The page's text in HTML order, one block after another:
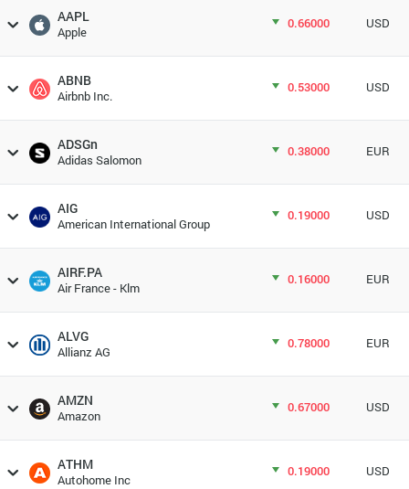
AAPL
Apple
0.66000 USD
ABNB
Airbnb Inc.
0.53000 USD
ADSGn
Adidas Salomon
0.38000 EUR
AIG
American International Group
0.19000 USD
AIRF.PA
Air France - Klm
0.16000 EUR
ALVG
Allianz AG
0.78000 EUR
AMZN
Amazon
0.67000 USD
ATHM
Autohome Inc
0.19000 USD